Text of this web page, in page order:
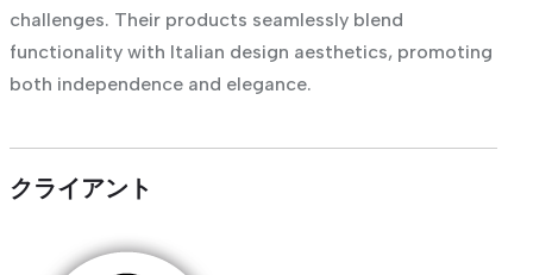
challenges. Their products seamlessly blend
functionality with Italian design aesthetics, promoting
both independence and elegance.
クライアント